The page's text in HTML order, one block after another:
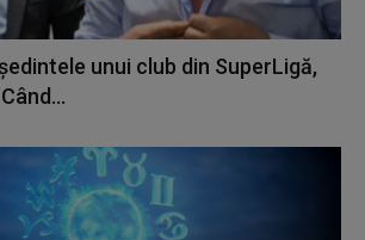
unui club din SuperLigă,